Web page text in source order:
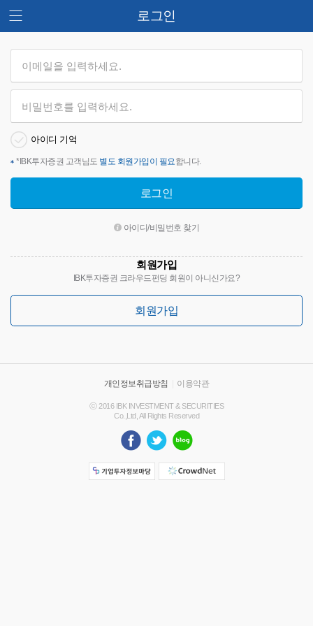
로그인
아이디 기억
*IBK투자증권 고객님도 별도 회원가입이 필요합니다.
로그인
아이디/비밀번호 찾기
회원가입
IBK투자증권 크라우드펀딩 회원이 아니신가요?
회원가입
개인정보취급방침 이용약관
ⓒ 2016 IBK INVESTMENT & SECURITIES
Co.,Ltd, All Rights Reserved